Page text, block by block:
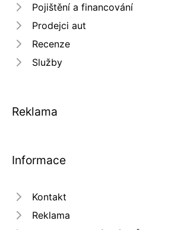
Pojištění a financování
Prodejci aut
Recenze
Služby
Reklama
Informace
Kontakt
Reklama